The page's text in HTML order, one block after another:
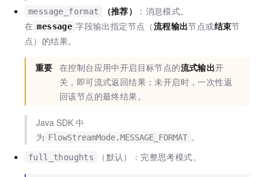
message_format （推荐）
：消息模式。
在 message 字段输出指定节点（流程输出节点或结束节
点）的结果。
重要 在控制台应用中开启目标节点的流式输出开
关，即可流式返回结果；未开启时，一次性返
回该节点的最终结果。
Java SDK 中
为 FlowStreamMode.MESSAGE_FORMAT 。
full_thoughts （默认）：完整思考模式。